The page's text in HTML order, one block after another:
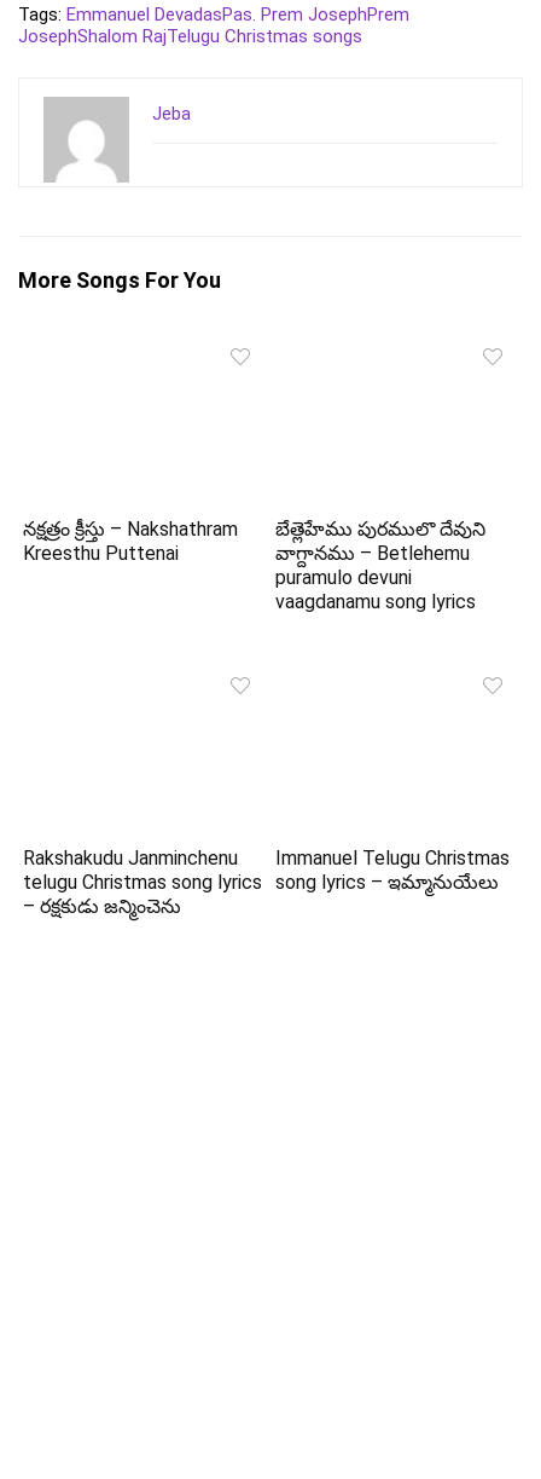
Tags: Emmanuel DevadasPas. Prem JosephPrem
JosephShalom RajTelugu Christmas songs
Jeba
More Songs For You
నక్షత్రం క్రీస్తు – Nakshathram
Kreesthu Puttenai
బేత్లెహేము పురములొ దేవుని
వాగ్దానము – Betlehemu
puramulo devuni
vaagdanamu song lyrics
Rakshakudu Janminchenu
telugu Christmas song lyrics
– రక్షకుడు జన్మించెను
Immanuel Telugu Christmas
song lyrics – ఇమ్మానుయేలు